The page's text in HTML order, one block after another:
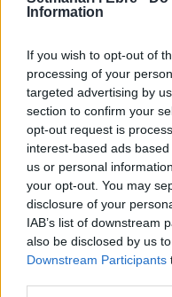
Information
If you wish to opt-out of
processing of your
targeted advertising by
section to confirm your
opt-out request is
interest-based ads
us or personal
your opt-out. You may
disclosure of your
IAB’s list of downstream
also be disclosed by us
Downstream Participants
per
31 de
31 de